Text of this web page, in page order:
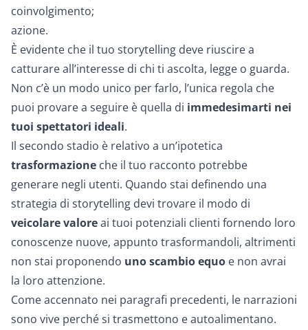
coinvolgimento;
azione.
È evidente che il tuo storytelling deve riuscire a
catturare all’interesse di chi ti ascolta, legge o guarda.
Non c’è un modo unico per farlo, l’unica regola che
puoi provare a seguire è quella di immedesimarti nei
tuoi spettatori ideali.
Il secondo stadio è relativo a un’ipotetica
trasformazione che il tuo racconto potrebbe
generare negli utenti. Quando stai definendo una
strategia di storytelling devi trovare il modo di
veicolare valoreai tuoi potenziali clienti fornendo loro
conoscenze nuove, appunto trasformandoli, altrimenti
non stai proponendo uno scambio equo e non avrai
la loro attenzione.
Come accennato nei paragrafi precedenti, le narrazioni
sono vive perché si trasmettono e autoalimentano.